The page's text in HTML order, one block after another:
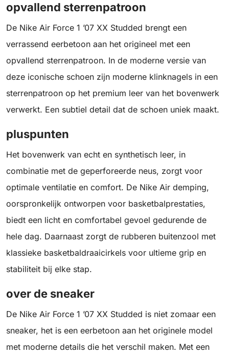
opvallend sterrenpatroon
De Nike Air Force 1 ’07 XX Studded brengt een
verrassend eerbetoon aan het origineel met een
opvallend sterrenpatroon. In de moderne versie van
deze iconische schoen zijn moderne klinknagels in een
sterrenpatroon op het premium leer van het bovenwerk
verwerkt. Een subtiel detail dat de schoen uniek maakt.
pluspunten
Het bovenwerk van echt en synthetisch leer, in
combinatie met de geperforeerde neus, zorgt voor
optimale ventilatie en comfort. De Nike Air demping,
oorspronkelijk ontworpen voor basketbalprestaties,
biedt een licht en comfortabel gevoel gedurende de
hele dag. Daarnaast zorgt de rubberen buitenzool met
klassieke basketbaldraaicirkels voor ultieme grip en
stabiliteit bij elke stap.
over de sneaker
De Nike Air Force 1 ’07 XX Studded is niet zomaar een
sneaker, het is een eerbetoon aan het originele model
met moderne details die het verschil maken. Met een